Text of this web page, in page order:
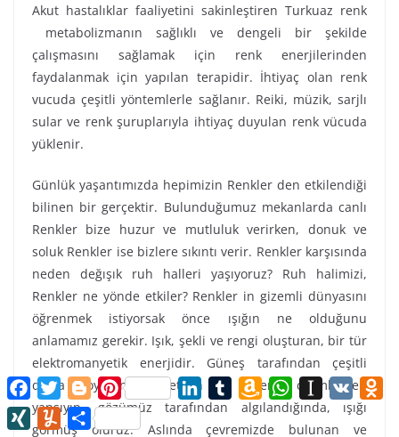
Akut hastalıklar faaliyetini sakinleştiren Turkuaz renk
metabolizmanın sağlıklı ve dengeli bir şekilde
çalışmasını sağlamak için renk enerjilerinden
faydalanmak için yapılan terapidir. İhtiyaç olan renk
vucuda çeşitli yöntemlerle sağlanır. Reiki, müzik, sarjlı
sular ve renk şuruplarıyla ihtiyaç duyulan renk vücuda
yüklenir.
Günlük yaşantımızda hepimizin Renkler den etkilendiği
bilinen bir gerçektir. Bulunduğumuz mekanlarda canlı
Renkler bize huzur ve mutluluk verirken, donuk ve
soluk Renkler ise bizlere sıkıntı verir. Renkler karşısında
neden değışık ruh halleri yaşıyoruz? Ruh halimizi,
Renkler ne yönde etkiler? Renkler in gizemli dünyasını
öğrenmek istiyorsak önce ışığın ne olduğunu
anlamamız gerekir. Işık, şekli ve rengi oluşturan, bir tür
elektromanyetik enerjidir. Güneş tarafından çeşitli
dalga boylarında üretilen bu enerji, cisimlerden
yansıyıp, gözümüz tarafından algılandığında, ışığı
görmüş oluruz. Aslında çevremizde bulunan ve
F
a
c
e
T
w
i
t
B
l
o
g
P
i
n
t
L
n
k
T
u
m
b
A
m
a
z
W
h
a
t
I
n
s
t
V
K
X
I
Y
u
S
h